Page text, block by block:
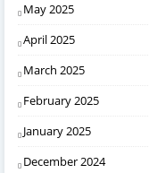
May 2025
April 2025
March 2025
February 2025
January 2025
December 2024